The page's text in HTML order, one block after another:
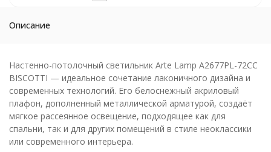
Описание
Настенно-потолочный светильник Arte Lamp A2677PL-72CC
BISCOTTI — идеальное сочетание лаконичного дизайна и
современных технологий. Его белоснежный акриловый
плафон, дополненный металлической арматурой, создаёт
мягкое рассеянное освещение, подходящее как для
спальни, так и для других помещений в стиле неоклассики
или современного интерьера.